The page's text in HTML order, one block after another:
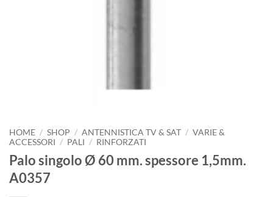
HOME / SHOP / ANTENNISTICA TV & SAT / VARIE &
ACCESSORI / PALI / RINFORZATI
Palo singolo Ø 60 mm. spessore 1,5mm.
A0357